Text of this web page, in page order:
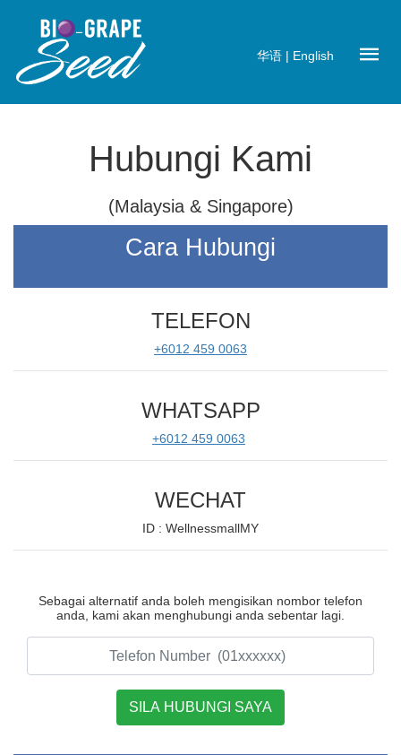
华语 | English
Hubungi Kami
(Malaysia & Singapore)
Cara Hubungi
TELEFON
+6012 459 0063
WHATSAPP
+6012 459 0063
WECHAT
ID : WellnessmallMY
Sebagai alternatif anda boleh mengisikan nombor telefon
anda, kami akan menghubungi anda sebentar lagi.